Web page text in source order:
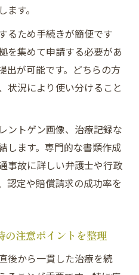
て行政書士も活躍
異議申し立て手続きの
被害者を支援できる場
なら異議申し立てを検
で申請サポートを強化
える相談窓口を知ろう
後の認定対策
す。
るため手続きが簡便です
を集めて申請する必要があ
出が可能です。どちらの方
状況により使い分けること
ントゲン画像、治療記録な
します。専門的な書類作成
事故に詳しい弁護士や行政
認定や賠償請求の成功率を
の注意ポイントを整理
後から一貫した治療を続